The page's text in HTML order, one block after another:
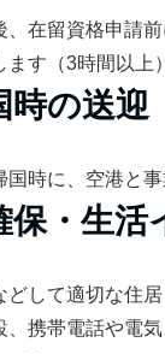
、在留資格申請
す（3時間以上
時の送迎
国時に、空港と
保・生活
どして適切な住
携帯電話や電